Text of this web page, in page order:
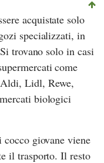
acquistate solo
specializzati, in
trovano solo in casi
come
Aldi, Lidl, Rewe,
biologici
giovane viene
il trasporto. Il resto